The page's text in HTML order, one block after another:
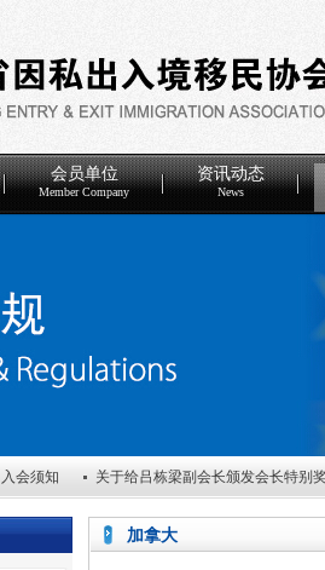
会员单位
Member Company
资讯动态
News
入会须知 关于给吕栋梁副会长颁发会长特别
关于表彰2025年度优秀会员单位的决定 关于
加拿大